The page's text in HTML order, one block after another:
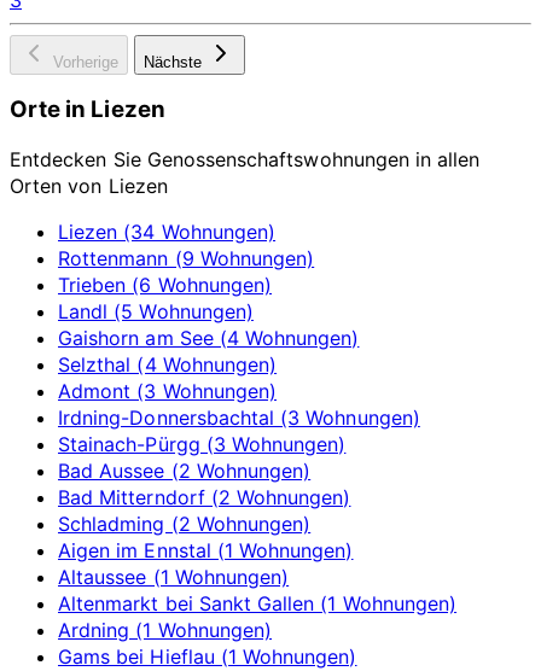
Vorherige Nächste
Orte in Liezen
Entdecken Sie Genossenschaftswohnungen in allen
Orten von Liezen
Liezen (34 Wohnungen)
Rottenmann (9 Wohnungen)
Trieben (6 Wohnungen)
Landl (5 Wohnungen)
Gaishorn am See (4 Wohnungen)
Selzthal (4 Wohnungen)
Admont (3 Wohnungen)
Irdning-Donnersbachtal (3 Wohnungen)
Stainach-Pürgg (3 Wohnungen)
Bad Aussee (2 Wohnungen)
Bad Mitterndorf (2 Wohnungen)
Schladming (2 Wohnungen)
Aigen im Ennstal (1 Wohnungen)
Altaussee (1 Wohnungen)
Altenmarkt bei Sankt Gallen (1 Wohnungen)
Ardning (1 Wohnungen)
Gams bei Hieflau (1 Wohnungen)